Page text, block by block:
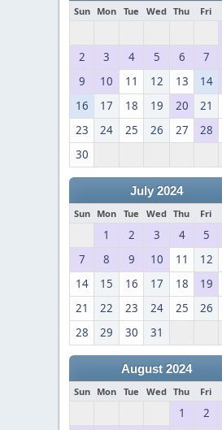
Sun Mon Tue Wed Thu Fri
2
3 4 5 6 7
9
10 11 12 13 14
16
17 18 19 20 21
23
24 25 26 27 28
30
July 2024
Sun Mon Tue Wed Thu Fri
1 2 3 4 5
7
8 9 10 11 12
14
15 16 17 18 19
21
22 23 24 25 26
28
29 30 31
August 2024
Sun Mon Tue Wed Thu Fri
1 2